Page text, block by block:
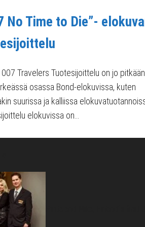
No Time to Die”-
Travelers Tuotesijoittelu on jo pitkään
osassa Bond-elokuvissa, kuten
suurissa ja kalliissa
elokuvissa on…